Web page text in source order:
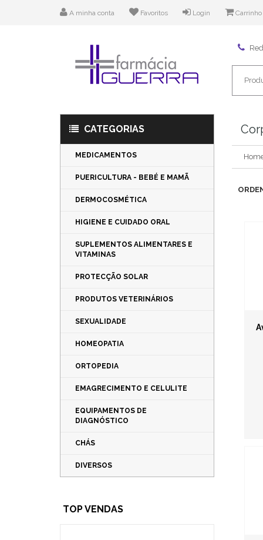
A minha conta Favoritos Login Carrinho
CATEGORIAS
MEDICAMENTOS
PUERICULTURA - BEBÉ E MAMÃ
DERMOCOSMÉTICA
HIGIENE E CUIDADO ORAL
SUPLEMENTOS ALIMENTARES E
VITAMINAS
PROTECÇÃO SOLAR
PRODUTOS VETERINÁRIOS
SEXUALIDADE
HOMEOPATIA
ORTOPEDIA
EMAGRECIMENTO E CELULITE
EQUIPAMENTOS DE
DIAGNÓSTICO
CHÁS
DIVERSOS
TOP VENDAS